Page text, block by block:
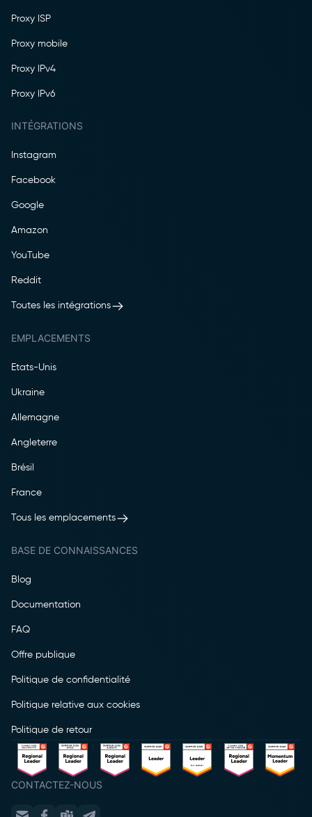
Proxy ISP
Proxy mobile
Proxy IPv4
Proxy IPv6
INTÉGRATIONS
Instagram
Facebook
Google
Amazon
YouTube
Reddit
Toutes les intégrations
EMPLACEMENTS
Etats-Unis
Ukraine
Allemagne
Angleterre
Brésil
France
Tous les emplacements
BASE DE CONNAISSANCES
Blog
Documentation
FAQ
Offre publique
Politique de confidentialité
Politique relative aux cookies
Politique de retour
CONTACTEZ-NOUS